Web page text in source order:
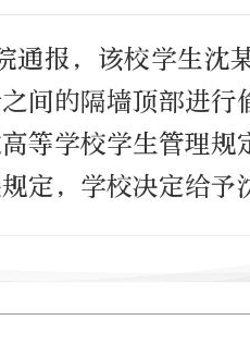
通报，该校学生沈
间的隔墙顶部进行
等学校学生管理规
定，学校决定给予